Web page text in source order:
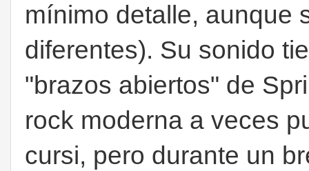
mínimo detalle, aunque
diferentes). Su sonido
"brazos abiertos" de
rock moderna a veces
cursi, pero durante un